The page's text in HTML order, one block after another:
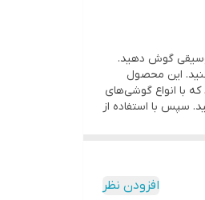
با استفاده از آن به موسیقی گوش دهید.
کنید. این محصول
با انواع گوشی‌های
سپس با استفاده از
افزودن نظر